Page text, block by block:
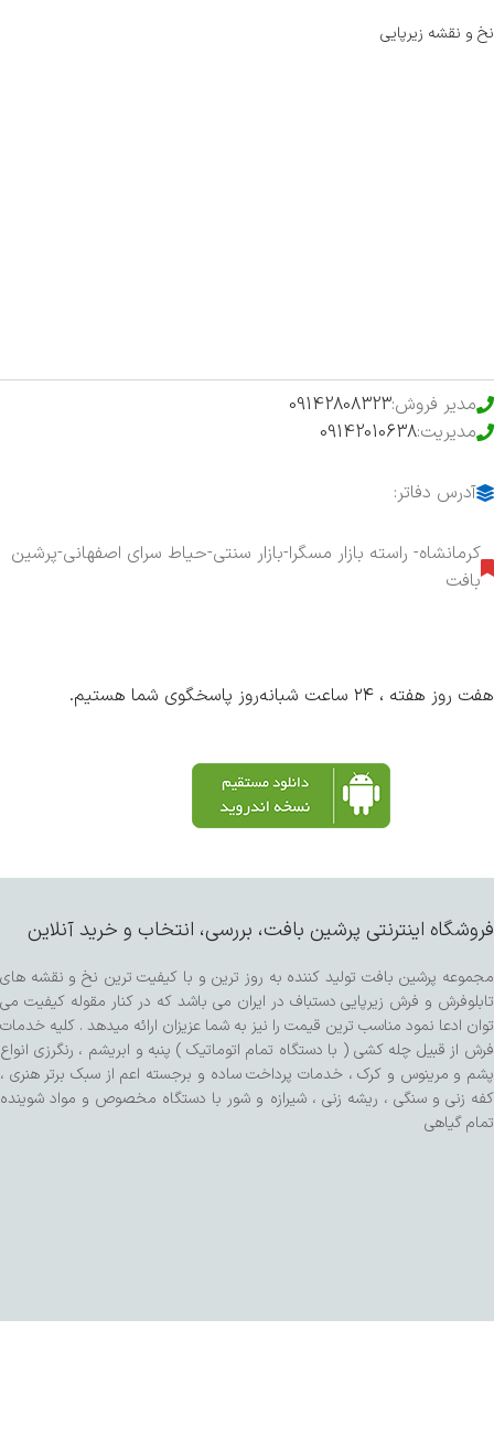
نخ و نقشه زیرپایی
مدیر فروش:09142808323
مدیریت:09142010638
آدرس دفاتر:
کرمانشاه- راسته بازار مسگرا-بازار سنتی-حیاط سرای اصفهانی-پرشین
بافت
هفت روز هفته ، ۲۴ ساعت شبانه‌روز پاسخگوی شما هستیم.
فروشگاه اینترنتی پرشین بافت، بررسی، انتخاب و خرید آنلاین
مجموعه پرشین بافت تولید کننده به روز ترین و با کیفیت ترین نخ و نقشه های
تابلوفرش و فرش زیرپایی دستباف در ایران می باشد که در کنار مقوله کیفیت می
توان ادعا نمود مناسب ترین قیمت را نیز به شما عزیزان ارائه میدهد . کلیه خدمات
فرش از قبیل چله کشی ( با دستگاه تمام اتوماتیک ) پنبه و ابریشم ، رنگرزی انواع
پشم و مرینوس و کرک ، خدمات پرداخت ساده و برجسته اعم از سبک برتر هنری ،
کفه زنی و سنگی ، ریشه زنی ، شیرازه و شور با دستگاه مخصوص و مواد شوینده
تمام گیاهی